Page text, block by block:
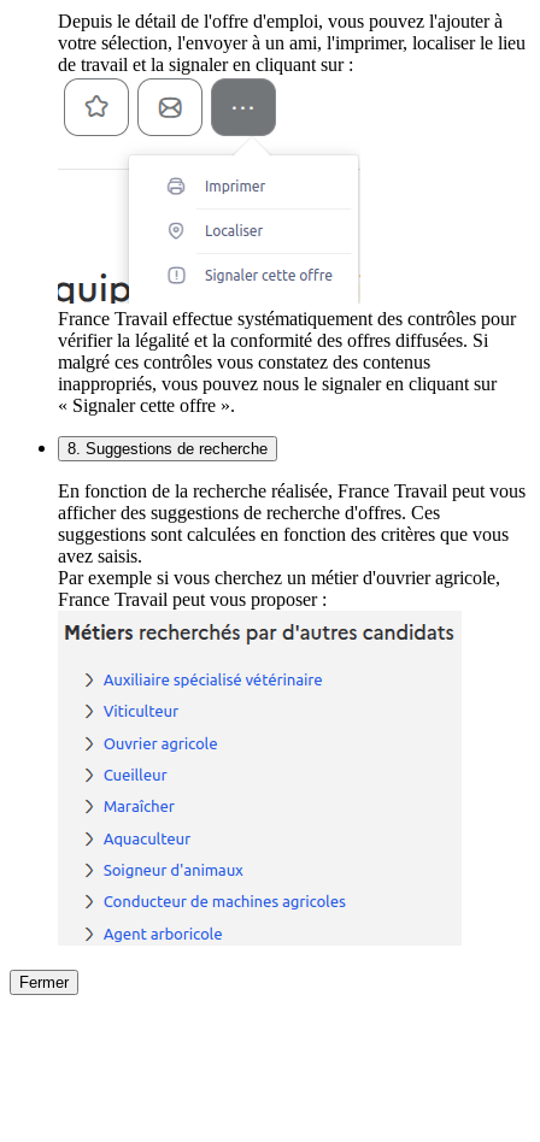
Depuis le détail de l'offre d'emploi, vous pouvez l'ajouter à
votre sélection, l'envoyer à un ami, l'imprimer, localiser le lieu
de travail et la signaler en cliquant sur :
France Travail effectue systématiquement des contrôles pour
vérifier la légalité et la conformité des offres diffusées. Si
malgré ces contrôles vous constatez des contenus
inappropriés, vous pouvez nous le signaler en cliquant sur
« Signaler cette offre ».
8. Suggestions de recherche
En fonction de la recherche réalisée, France Travail peut vous
afficher des suggestions de recherche d'offres. Ces
suggestions sont calculées en fonction des critères que vous
avez saisis.
Par exemple si vous cherchez un métier d'ouvrier agricole,
France Travail peut vous proposer :
Fermer